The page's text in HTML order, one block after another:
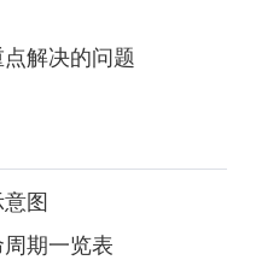
解决的问题
图
期一览表